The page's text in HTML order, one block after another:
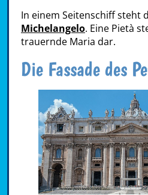
In einem Seitenschiff steht
Michelangelo. Eine Pietà
trauernde Maria dar.
Die Fassade des